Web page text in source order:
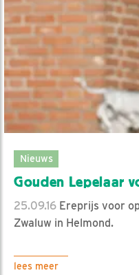
Nieuws
Gouden Lepelaar
25.09.16 Ereprijs voor
Zwaluw in Helmond.
lees meer